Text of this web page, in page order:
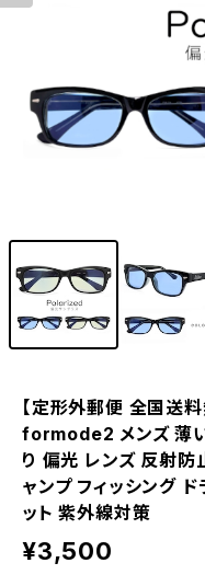
【定形外郵便 全国送
formode2 メンズ 薄
り 偏光 レンズ 反射防
ャンプ フィッシング
ット 紫外線対策
¥3,500